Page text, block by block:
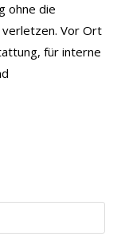
ohne die
Vor Ort
für interne